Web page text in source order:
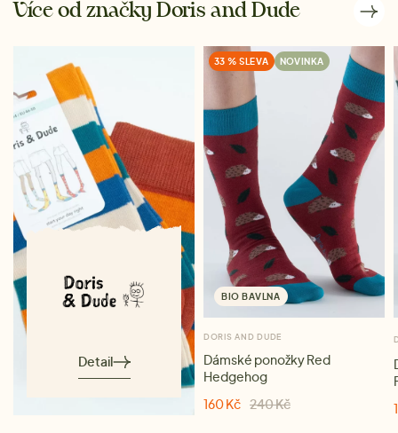
Více od značky Doris and Dude
Detail
33 % SLEVA NOVINKA
BIO BAVLNA
DORIS AND DUDE
Dámské ponožky Red
Hedgehog
160 Kč 240 Kč